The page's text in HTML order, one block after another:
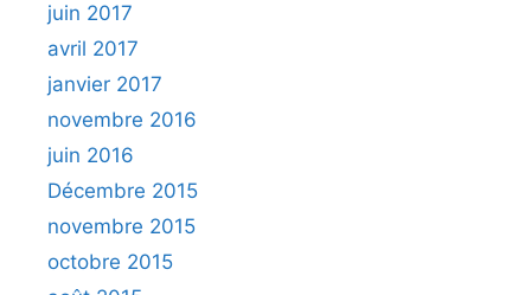
juin 2017
avril 2017
janvier 2017
novembre 2016
juin 2016
Décembre 2015
novembre 2015
octobre 2015